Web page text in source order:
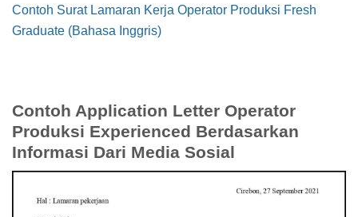
Contoh Surat Lamaran Kerja Operator Produksi Fresh
Graduate (Bahasa Inggris)
Contoh Application Letter Operator
Produksi Experienced Berdasarkan
Informasi Dari Media Sosial